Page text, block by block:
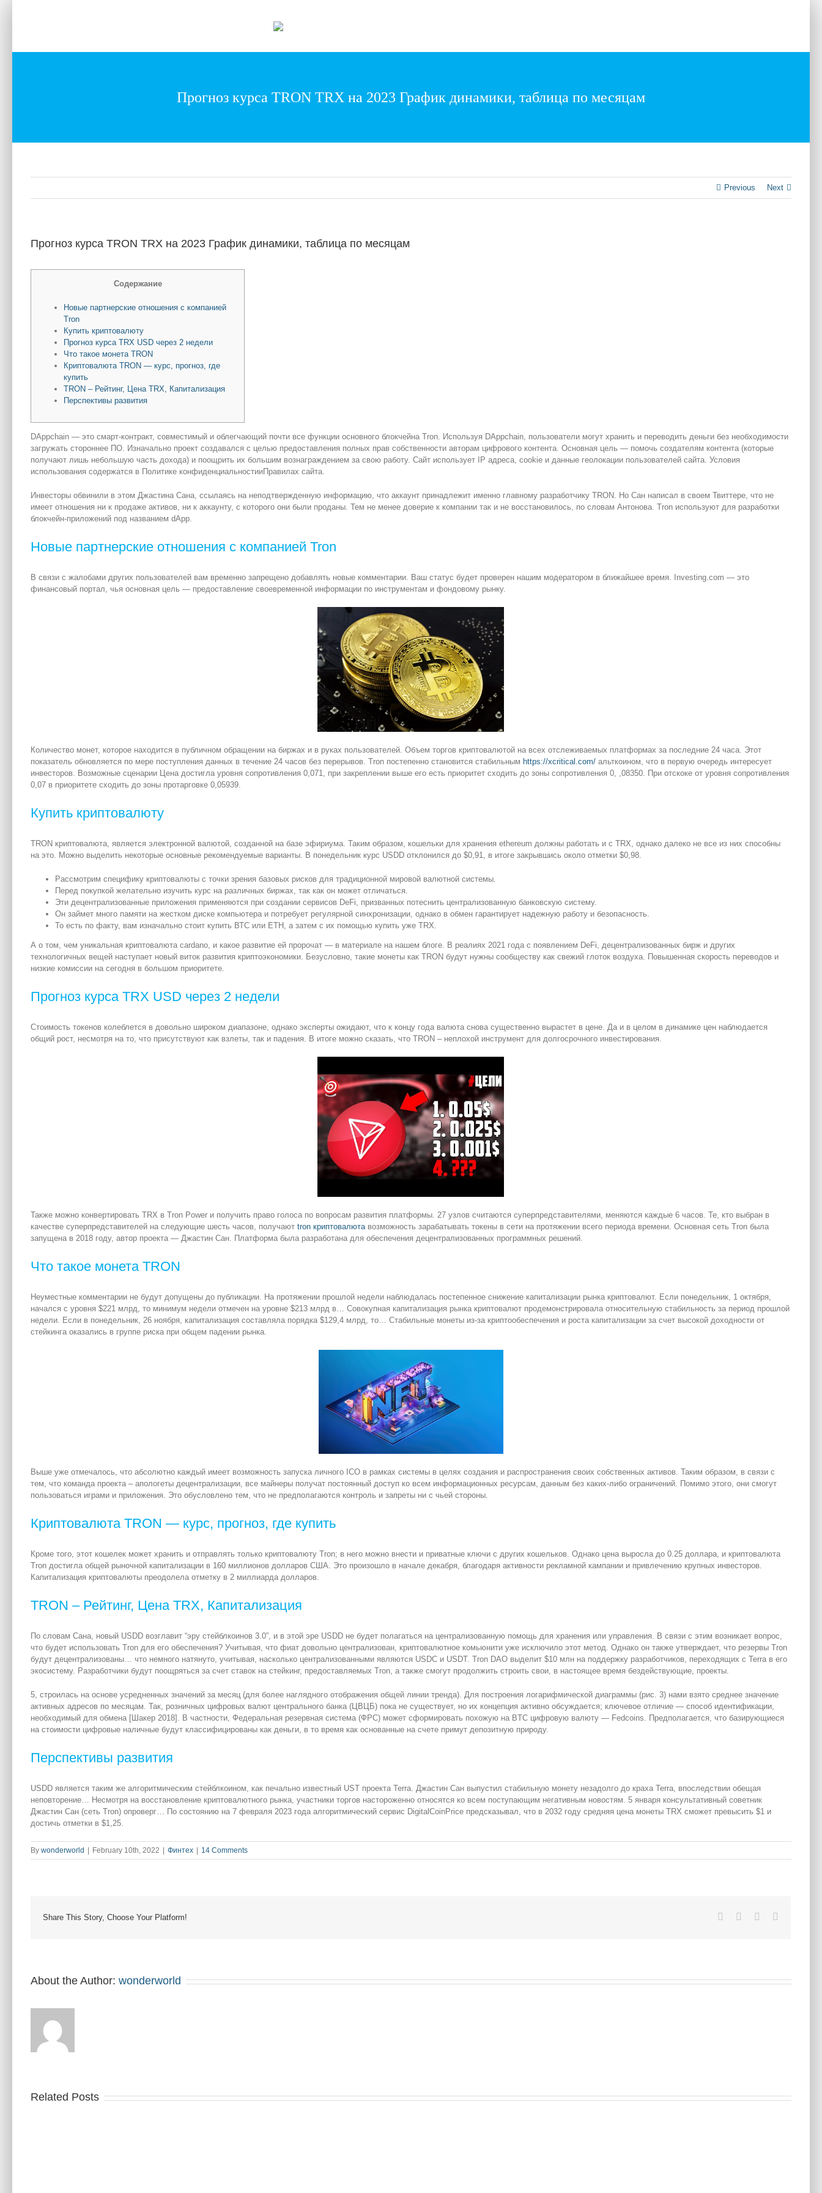
Прогноз курса TRON TRX на 2023 График динамики, таблица по месяцам
Previous Next
Прогноз курса TRON TRX на 2023 График динамики, таблица по месяцам
Содержание
Новые партнерские отношения с компанией
Tron
Купить криптовалюту
Прогноз курса TRX USD через 2 недели
Что такое монета TRON
Криптовалюта TRON — курс, прогноз, где
купить
TRON – Рейтинг, Цена TRX, Капитализация
Перспективы развития
DAppchain — это смарт-контракт, совместимый и облегчающий почти все функции основного блокчейна Tron. Используя DAppchain, пользователи могут хранить и переводить деньги без необходимости
загружать стороннее ПО. Изначально проект создавался с целью предоставления полных прав собственности авторам цифрового контента. Основная цель — помочь создателям контента (которые
получают лишь небольшую часть дохода) и поощрить их большим вознаграждением за свою работу. Сайт использует IP адреса, сookie и данные геолокации пользователей сайта. Условия
использования содержатся в Политике конфиденциальностииПравилах сайта.
Инвесторы обвинили в этом Джастина Сана, ссылаясь на неподтвержденную информацию, что аккаунт принадлежит именно главному разработчику TRON. Но Сан написал в своем Твиттере, что не
имеет отношения ни к продаже активов, ни к аккаунту, с которого они были проданы. Тем не менее доверие к компании так и не восстановилось, по словам Антонова. Tron используют для разработки
блокчейн-приложений под названием dApp.
Новые партнерские отношения с компанией Tron
В связи с жалобами других пользователей вам временно запрещено добавлять новые комментарии. Ваш статус будет проверен нашим модератором в ближайшее время. Investing.com — это
финансовый портал, чья основная цель — предоставление своевременной информации по инструментам и фондовому рынку.
Количество монет, которое находится в публичном обращении на биржах и в руках пользователей. Объем торгов криптовалютой на всех отслеживаемых платформах за последние 24 часа. Этот
показатель обновляется по мере поступления данных в течение 24 часов без перерывов. Tron постепенно становится стабильным https://xcritical.com/ альткоином, что в первую очередь интересует
инвесторов. Возможные сценарии Цена достигла уровня сопротивления 0,071, при закреплении выше его есть приоритет сходить до зоны сопротивления 0, ,08350. При отскоке от уровня сопротивления
0,07 в приоритете сходить до зоны протарговке 0,05939.
Купить криптовалюту
TRON криптовалюта, является электронной валютой, созданной на базе эфириума. Таким образом, кошельки для хранения ethereum должны работать и с TRX, однако далеко не все из них способны
на это. Можно выделить некоторые основные рекомендуемые варианты. В понедельник курс USDD отклонился до $0,91, в итоге закрывшись около отметки $0,98.
Рассмотрим специфику криптовалюты с точки зрения базовых рисков для традиционной мировой валютной системы.
Перед покупкой желательно изучить курс на различных биржах, так как он может отличаться.
Эти децентрализованные приложения применяются при создании сервисов DeFi, призванных потеснить централизованную банковскую систему.
Он займет много памяти на жестком диске компьютера и потребует регулярной синхронизации, однако в обмен гарантирует надежную работу и безопасность.
То есть по факту, вам изначально стоит купить ВТС или ETH, а затем с их помощью купить уже TRX.
А о том, чем уникальная криптовалюта cardano, и какое развитие ей пророчат — в материале на нашем блоге. В реалиях 2021 года с появлением DeFi, децентрализованных бирж и других
технологичных вещей наступает новый виток развития криптоэкономики. Безусловно, такие монеты как TRON будут нужны сообществу как свежий глоток воздуха. Повышенная скорость переводов и
низкие комиссии на сегодня в большом приоритете.
Прогноз курса TRX USD через 2 недели
Стоимость токенов колеблется в довольно широком диапазоне, однако эксперты ожидают, что к концу года валюта снова существенно вырастет в цене. Да и в целом в динамике цен наблюдается
общий рост, несмотря на то, что присутствуют как взлеты, так и падения. В итоге можно сказать, что TRON – неплохой инструмент для долгосрочного инвестирования.
Также можно конвертировать TRX в Tron Power и получить право голоса по вопросам развития платформы. 27 узлов считаются суперпредставителями, меняются каждые 6 часов. Те, кто выбран в
качестве суперпредставителей на следующие шесть часов, получаютtron криптовалюта возможность зарабатывать токены в сети на протяжении всего периода времени. Основная сеть Tron была
запущена в 2018 году, автор проекта — Джастин Сан. Платформа была разработана для обеспечения децентрализованных программных решений.
Что такое монета TRON
Неуместные комментарии не будут допущены до публикации. На протяжении прошлой недели наблюдалась постепенное снижение капитализации рынка криптовалют. Если понедельник, 1 октября,
начался с уровня $221 млрд, то минимум недели отмечен на уровне $213 млрд в… Совокупная капитализация рынка криптовалют продемонстрировала относительную стабильность за период прошлой
недели. Если в понедельник, 26 ноября, капитализация составляла порядка $129,4 млрд, то… Стабильные монеты из-за криптообеспечения и роста капитализации за счет высокой доходности от
стейкинга оказались в группе риска при общем падении рынка.
Выше уже отмечалось, что абсолютно каждый имеет возможность запуска личного ICO в рамках системы в целях создания и распространения своих собственных активов. Таким образом, в связи с
тем, что команда проекта – апологеты децентрализации, все майнеры получат постоянный доступ ко всем информационных ресурсам, данным без каких-либо ограничений. Помимо этого, они смогут
пользоваться играми и приложения. Это обусловлено тем, что не предполагаются контроль и запреты ни с чьей стороны.
Криптовалюта TRON — курс, прогноз, где купить
Кроме того, этот кошелек может хранить и отправлять только криптовалюту Tron; в него можно внести и приватные ключи с других кошельков. Однако цена выросла до 0.25 доллара, и криптовалюта
Tron достигла общей рыночной капитализации в 160 миллионов долларов США. Это произошло в начале декабря, благодаря активности рекламной кампании и привлечению крупных инвесторов.
Капитализация криптовалюты преодолела отметку в 2 миллиарда долларов.
TRON – Рейтинг, Цена TRX, Капитализация
По словам Сана, новый USDD возглавит “эру стейблкоинов 3.0”, и в этой эре USDD не будет полагаться на централизованную помощь для хранения или управления. В связи с этим возникает вопрос,
что будет использовать Tron для его обеспечения? Учитывая, что фиат довольно централизован, криптовалютное комьюнити уже исключило этот метод. Однако он также утверждает, что резервы Tron
будут децентрализованы… что немного натянуто, учитывая, насколько централизованными являются USDC и USDT. Tron DAO выделит $10 млн на поддержку разработчиков, переходящих с Terra в его
экосистему. Разработчики будут поощряться за счет ставок на стейкинг, предоставляемых Tron, а также смогут продолжить строить свои, в настоящее время бездействующие, проекты.
5, строилась на основе усредненных значений за месяц (для более наглядного отображения общей линии тренда). Для построения логарифмической диаграммы (рис. 3) нами взято среднее значение
активных адресов по месяцам. Так, розничных цифровых валют центрального банка (ЦВЦБ) пока не существует, но их концепция активно обсуждается; ключевое отличие — способ идентификации,
необходимый для обмена [Шакер 2018]. В частности, Федеральная резервная система (ФРС) может сформировать похожую на BTC цифровую валюту — Fedcoins. Предполагается, что базирующиеся
на стоимости цифровые наличные будут классифицированы как деньги, в то время как основанные на счете примут депозитную природу.
Перспективы развития
USDD является таким же алгоритмическим стейблкоином, как печально известный UST проекта Terra. Джастин Сан выпустил стабильную монету незадолго до краха Terra, впоследствии обещая
неповторение… Несмотря на восстановление криптовалютного рынка, участники торгов настороженно относятся ко всем поступающим негативным новостям. 5 января консультативный советник
Джастин Сан (сеть Tron) опроверг… По состоянию на 7 февраля 2023 года алгоритмический сервис DigitalCoinPrice предсказывал, что в 2032 году средняя цена монеты TRX сможет превысить $1 и
достичь отметки в $1,25.
Bywonderworld February 10th, 2022 Финтех 14 Comments
Share This Story, Choose Your Platform! Facebook
TwitterLinkedIn
About the Author:wonderworld
Related Posts